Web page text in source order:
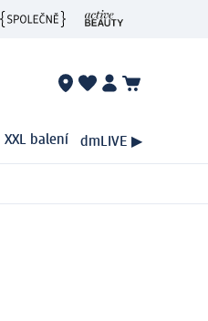
XXL balení dmLIVE ▶